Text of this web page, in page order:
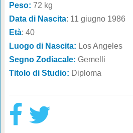
Peso: 72 kg
Data di Nascita: 11 giugno 1986
Età: 40
Luogo di Nascita: Los Angeles
Segno Zodiacale: Gemelli
Titolo di Studio: Diploma